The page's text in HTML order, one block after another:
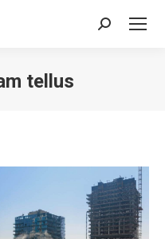
Buscar:
tellus